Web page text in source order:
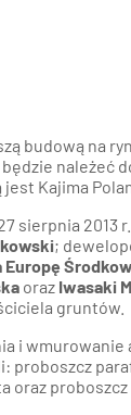
budową na
należeć
Kajima
sierpnia
;
Europę
oraz Iwasaki
gruntów.
i
proboszcz
oraz